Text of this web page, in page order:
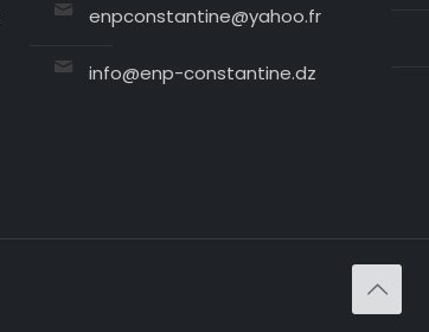
enpconstantine@yahoo.fr
info@enp-constantine.dz